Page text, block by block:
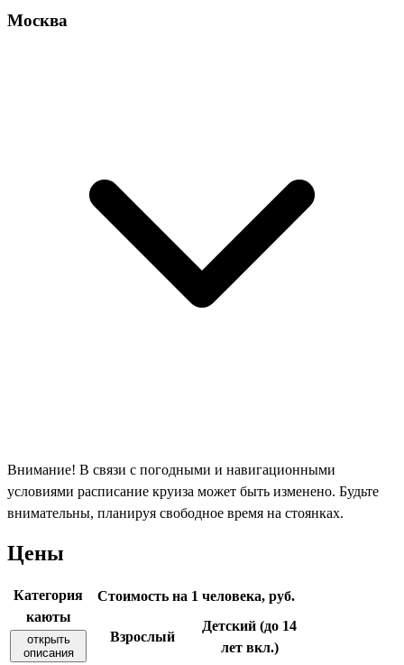
Москва
Внимание! В связи с погодными и навигационными
условиями расписание круиза может быть изменено. Будьте
внимательны, планируя свободное время на стоянках.
Цены
Категория
каюты
открыть
описания
Стоимость на 1 человека, руб.
Взрослый
Детский (до 14
лет вкл.)